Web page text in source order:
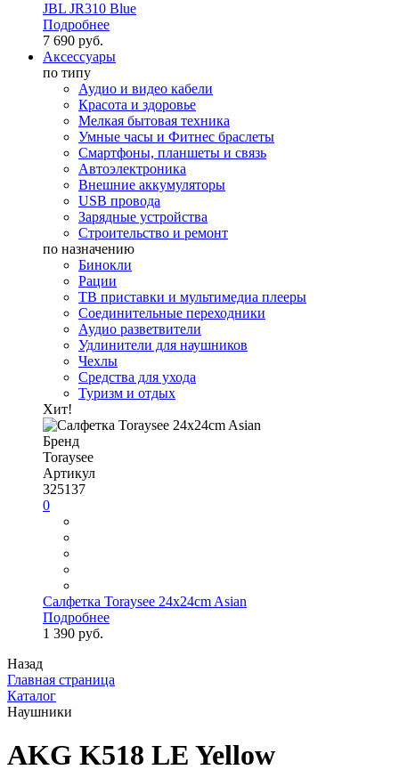
JBL JR310 Blue
Подробнее
7 690 руб.
Аксессуары
по типу
Аудио и видео кабели
Красота и здоровье
Мелкая бытовая техника
Умные часы и Фитнес браслеты
Смартфоны, планшеты и связь
Автоэлектроника
Внешние аккумуляторы
USB провода
Зарядные устройства
Строительство и ремонт
по назначению
Бинокли
Рации
ТВ приставки и мультимедиа плееры
Соединительные переходники
Аудио разветвители
Удлинители для наушников
Чехлы
Средства для ухода
Туризм и отдых
Хит!
Бренд
Toraysee
Артикул
325137
0
Салфетка Toraysee 24x24cm Asian
Подробнее
1 390 руб.
Назад
Главная страница
Каталог
Наушники
AKG K518 LE Yellow